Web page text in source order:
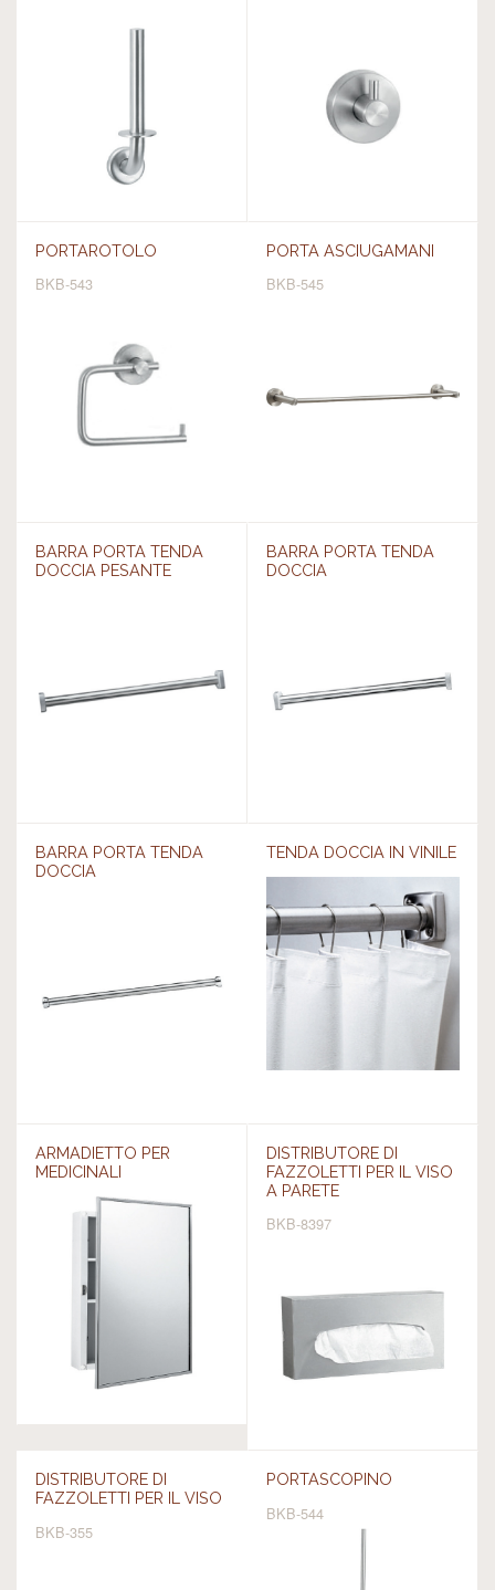
PORTAROTOLO
BKB-543
PORTA ASCIUGAMANI
BKB-545
BARRA PORTA TENDA
DOCCIA PESANTE
BARRA PORTA TENDA
DOCCIA
BARRA PORTA TENDA
DOCCIA
TENDA DOCCIA IN VINILE
ARMADIETTO PER
MEDICINALI
DISTRIBUTORE DI
FAZZOLETTI PER IL VISO
A PARETE
BKB-8397
DISTRIBUTORE DI
FAZZOLETTI PER IL VISO
BKB-355
PORTASCOPINO
BKB-544